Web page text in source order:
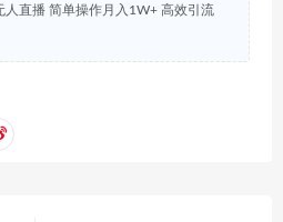
人直播 简单操作月入1W+ 高效引流